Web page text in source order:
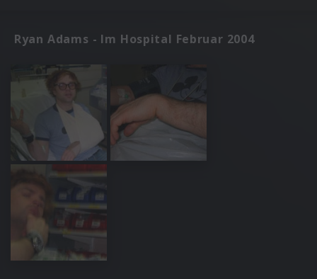
Ryan Adams - Im Hospital Februar 2004